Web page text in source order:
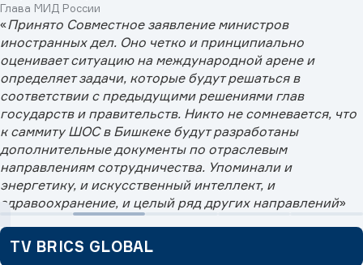
Глава МИД России
«Принято Совместное заявление министров
иностранных дел. Оно четко и принципиально
оценивает ситуацию на международной арене и
определяет задачи, которые будут решаться в
соответствии с предыдущими решениями глав
государств и правительств. Никто не сомневается, что
к саммиту ШОС в Бишкеке будут разработаны
дополнительные документы по отраслевым
направлениям сотрудничества. Упоминали и
энергетику, и искусственный интеллект, и
здравоохранение, и целый ряд других направлений»
TV BRICS GLOBAL